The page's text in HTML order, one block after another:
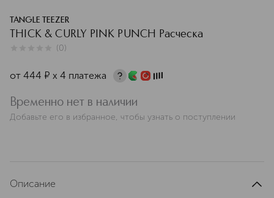
TANGLE TEEZER
THICK & CURLY PINK PUNCH Расческа
(0)
от 444 ¤ х 4 платежа
Временно нет в наличии
Добавьте его в избранное, чтобы узнать о поступлении
Описание